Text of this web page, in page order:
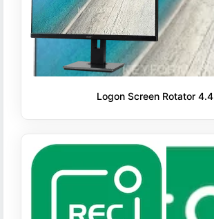
Logon Screen Rotator 4.4